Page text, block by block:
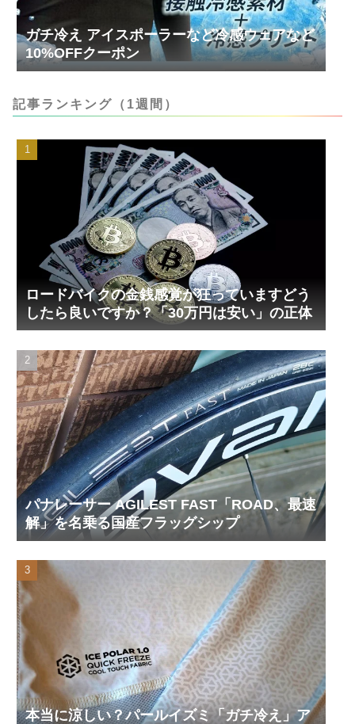
ガチ冷え アイスポーラーなど冷感ウェアなど
10%OFFクーポン
記事ランキング（1週間）
ロードバイクの金銭感覚が狂っていますどう
したら良いですか？「30万円は安い」の正体
パナレーサー AGILEST FAST「ROAD、最速
解」を名乗る国産フラッグシップ
本当に涼しい？パールイズミ「ガチ冷え」ア